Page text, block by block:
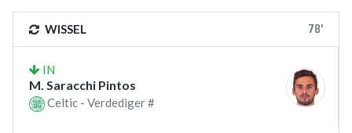
WISSEL 78'
IN
M. Saracchi Pintos
Celtic - Verdediger #